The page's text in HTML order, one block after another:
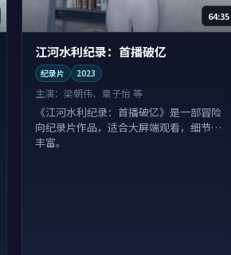
64:35
江河水利纪录：首播破亿
纪录片 2023
主演：梁朝伟、章子怡 等
《江河水利纪录：首播破亿》是一部冒险
向纪录片作品，适合大屏端观看，细节更
丰富。